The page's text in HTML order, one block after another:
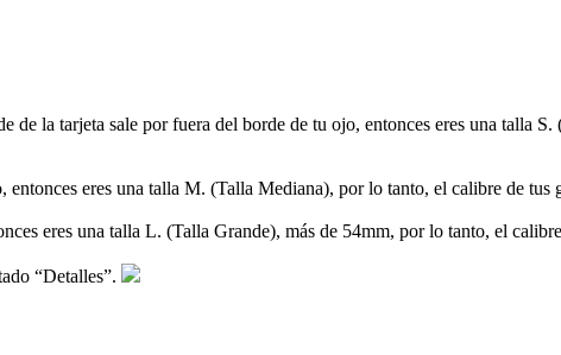
de la tarjeta sale por fuera del borde de tu ojo, entonces eres una talla
eres una talla M. (Talla Mediana), por lo tanto, el calibre de tus
eres una talla L. (Talla Grande), más de 54mm, por lo tanto, el
“Detalles”.